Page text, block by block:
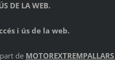
DE LA WEB.
i ús de la web.
de